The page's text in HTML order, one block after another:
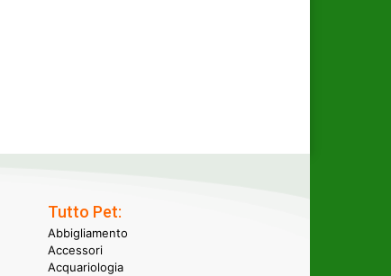
Tutto Pet:
Abbigliamento
Accessori
Acquariologia